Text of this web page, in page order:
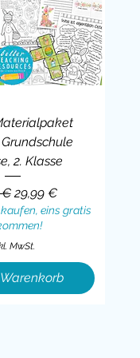
2. Klasse
€ Sale-Preis
29,99 €
eins gratis
MwSt.